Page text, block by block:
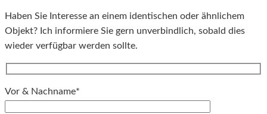
Haben Sie Interesse an einem identischen oder ähnlichem
Objekt? Ich informiere Sie gern unverbindlich, sobald dies
wieder verfügbar werden sollte.
Vor & Nachname*